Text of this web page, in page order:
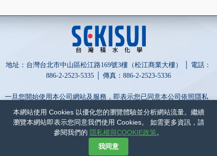
本網站使用 Cookies 以優化您的瀏覽體驗並分析網站流量。繼續
瀏覽本網站即表示您同意我們使用 Cookies。 如需更多資訊，請
參閱我們的 隱私權與COOKIE政策。
我同意
地址：台灣台北市中山區松江路169號3樓（松江商業大樓） │ 電話：
886-2-2523-5335 │ 傳真：886-2-2523-5336
一旦您開始使用本公司網站及服務，即表示您已同意本公司依照隱私
權政策蒐集、處理、利用及保護您的個人資訊。
為保障您的權益，請點擊詳閱以下內容：隱私權與COOKIE政策和
網頁設計-網動廣告
台灣積水化學股份有限公司